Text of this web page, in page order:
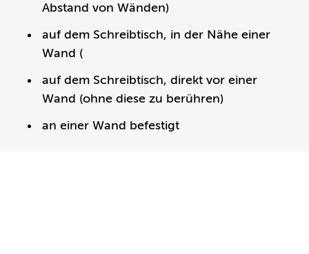
Abstand von Wänden)
auf dem Schreibtisch, in der Nähe einer
Wand (
auf dem Schreibtisch, direkt vor einer
Wand (ohne diese zu berühren)
an einer Wand befestigt